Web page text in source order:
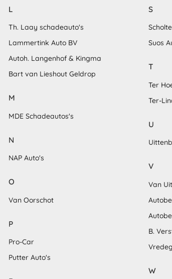
L
Th. Laay schadeauto's
Lammertink Auto BV
Autoh. Langenhof & Kingma
Bart van Lieshout Geldrop
M
MDE Schadeautos's
N
NAP Auto's
O
Van Oorschot
P
Pro-Car
Putter Auto's
S
Suos
T
Ter
Ter-
U
V
Van
B.
W